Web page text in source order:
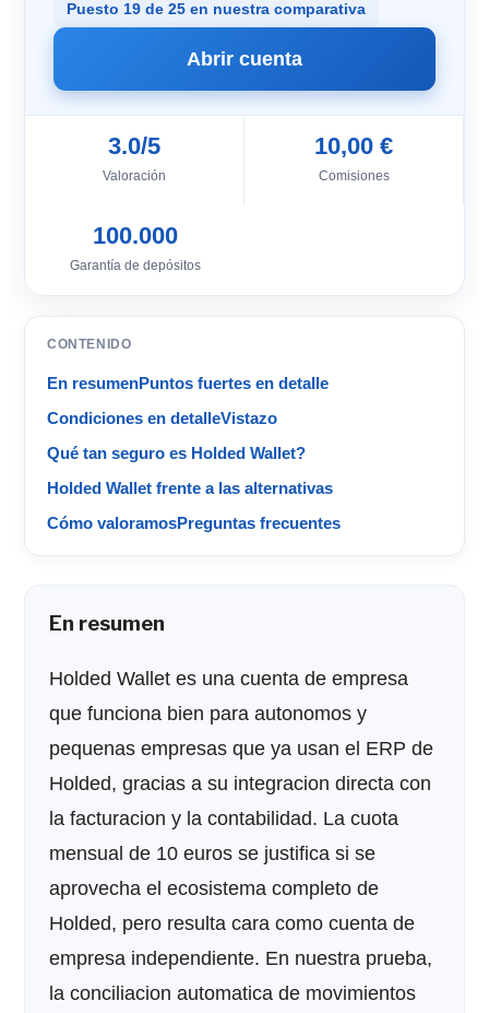
Puesto 19 de 25 en nuestra comparativa
Abrir cuenta
3.0/5
Valoración
10,00 €
Comisiones
100.000
Garantía de depósitos
CONTENIDO
En resumenPuntos fuertes en detalle
Condiciones en detalleVistazo
Qué tan seguro es Holded Wallet?
Holded Wallet frente a las alternativas
Cómo valoramosPreguntas frecuentes
En resumen
Holded Wallet es una cuenta de empresa
que funciona bien para autonomos y
pequenas empresas que ya usan el ERP de
Holded, gracias a su integracion directa con
la facturacion y la contabilidad. La cuota
mensual de 10 euros se justifica si se
aprovecha el ecosistema completo de
Holded, pero resulta cara como cuenta de
empresa independiente. En nuestra prueba,
la conciliacion automatica de movimientos